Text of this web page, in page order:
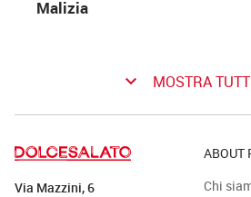
Malizia
keyboard_arrow_down MOSTRA
Via Mazzini, 6
ABOUT
Chi